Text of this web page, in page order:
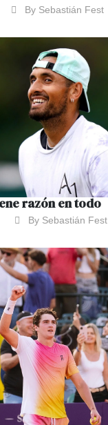
By Sebastián Fest
razón en todo
By Sebastián Fest